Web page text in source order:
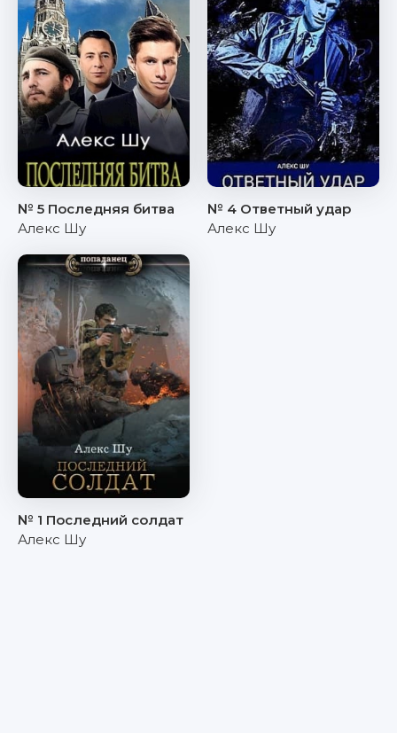
№ 5 Последняя битва
Алекс Шу
№ 4 Ответный удар
Алекс Шу
№ 1 Последний солдат
Алекс Шу